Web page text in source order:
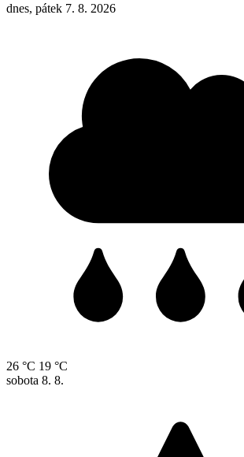
dnes, pátek 7. 8. 2026
26 °C 19 °C
sobota 8. 8.